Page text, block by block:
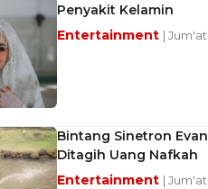
Penyakit Kelamin
Entertainment |
Bintang Sinetron
Ditagih Uang Nafkah
Entertainment |